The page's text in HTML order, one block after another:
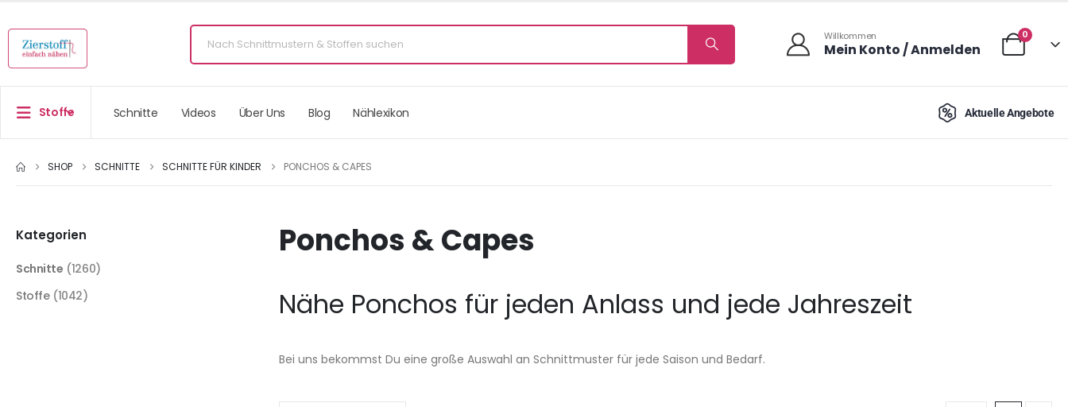
Willkommen
Mein Konto / Anmelden
0
Stoffe Schnitte Videos Über Uns Blog Nählexikon Aktuelle Angebote
SHOP SCHNITTE SCHNITTE FÜR KINDER PONCHOS & CAPES
Ponchos & Capes
Nähe Ponchos für jeden Anlass und jede Jahreszeit
Bei uns bekommst Du eine große Auswahl an Schnittmuster für jede Saison und Bedarf.
Kategorien
Schnitte (1260)
Stoffe (1042)